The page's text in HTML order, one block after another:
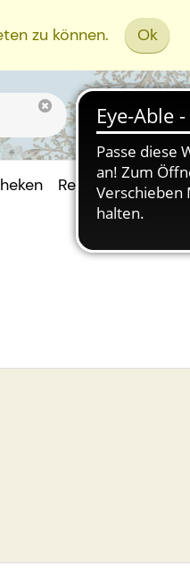
zu können. Ok
Rezept Einreichen